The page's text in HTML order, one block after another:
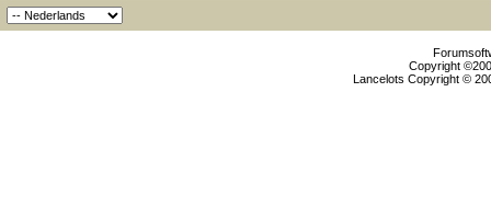
Copyright
Lancelots Copyright ©